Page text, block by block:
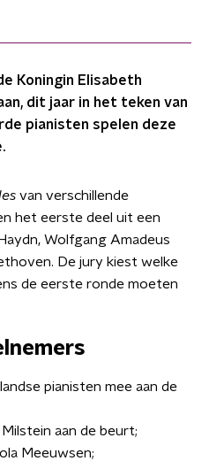
Koningin Elisabeth
dit jaar in het teken van
pianisten spelen deze
van verschillende
het eerste deel uit een
Wolfgang Amadeus
De jury kiest welke
de eerste ronde moeten
pianisten mee aan de
aan de beurt;
Meeuwsen;